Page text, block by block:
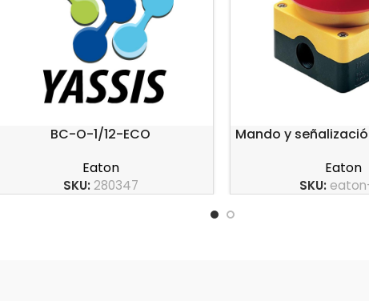
BC-O-1/12-ECO
Eaton
SKU:280347
Mando y
Eaton
SKU: